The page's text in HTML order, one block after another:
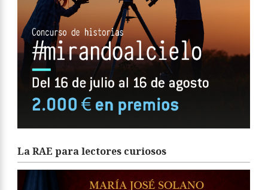
La RAE para lectores curiosos